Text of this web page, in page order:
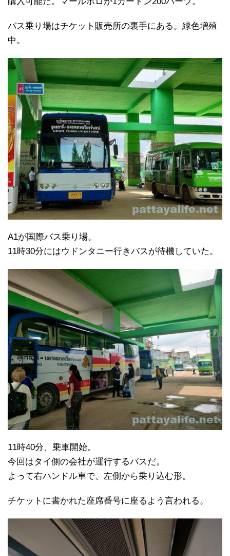
バス乗り場はチケット販売所の裏手にある。緑色増殖
中。
A1が国際バス乗り場。
11時30分にはウドンタニー行きバスが待機していた。
11時40分、乗車開始。
今回はタイ側の会社が運行するバスだ。
よって右ハンドル車で、左側から乗り込む形。
チケットに書かれた座席番号に座るよう言われる。